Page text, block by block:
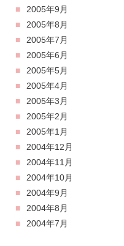
2005年9月
2005年8月
2005年7月
2005年6月
2005年5月
2005年4月
2005年3月
2005年2月
2005年1月
2004年12月
2004年11月
2004年10月
2004年9月
2004年8月
2004年7月